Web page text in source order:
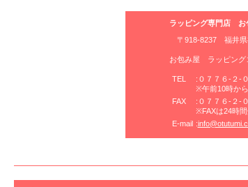
ラッピング専門店 お
〒918-8237 福井県
お包み屋 ラッピング
TEL
:０７７６-２-
※午前10時か
FAX
:０７７６-２-
※FAXは24時
E-mail :